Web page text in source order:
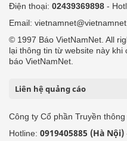
Điện thoại: 02439369898 -
Email:
© 1997 Báo VietNamNet. All
lại thông tin từ website này
báo VietNamNet.
Liên hệ quảng cáo
Công ty Cổ phần Truyền
Hotline: 0919405885 (Hà Nội)